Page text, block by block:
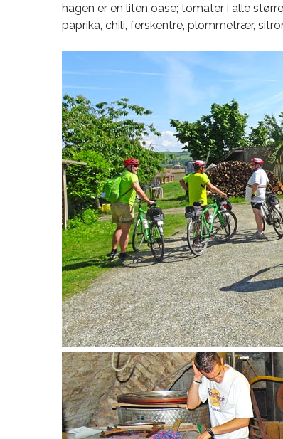
hagen er en liten oase; tomater i alle
paprika, chili, ferskentre, plommetrær,